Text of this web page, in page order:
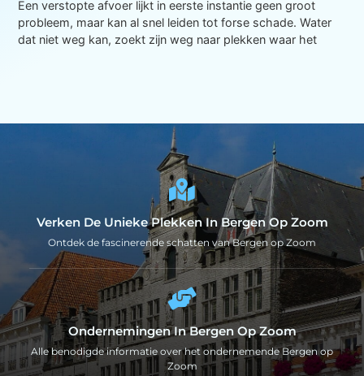
Een verstopte afvoer lijkt in eerste instantie geen groot
probleem, maar kan al snel leiden tot forse schade. Water
dat niet weg kan, zoekt zijn weg naar plekken waar het
Verken De Unieke Plekken In Bergen Op Zoom
Ontdek de fascinerende schatten van Bergen op Zoom
Ondernemingen In Bergen Op Zoom
Alle benodigde informatie over het ondernemende Bergen op
Zoom